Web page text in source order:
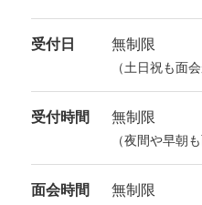
受付日 無制限
（土日祝も面
受付時間 無制限
（夜間や早朝
面会時間 無制限